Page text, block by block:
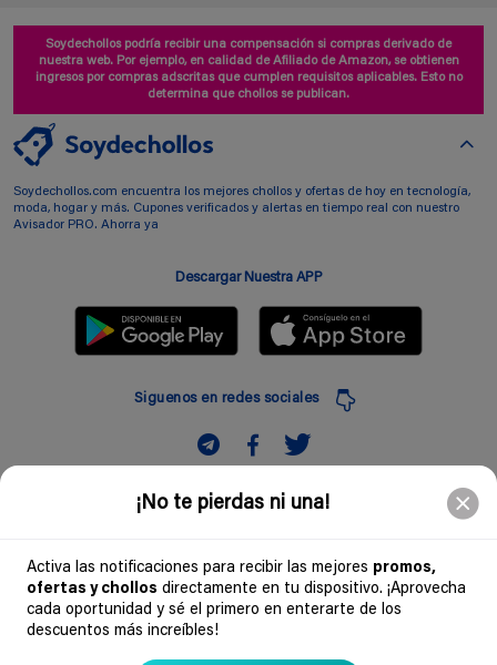
¡No te pierdas ni una!
Activa las notificaciones para recibir las mejores promos,
ofertas y chollos directamente en tu dispositivo. ¡Aprovecha
cada oportunidad y sé el primero en enterarte de los
descuentos más increíbles!
Soydechollos podría recibir una compensación si compras derivado de
nuestra web. Por ejemplo, en calidad de Afiliado de Amazon, se obtienen
ingresos por compras adscritas que cumplen requisitos aplicables. Esto no
determina que chollos se publican.
Soydechollos.com encuentra los mejores chollos y ofertas de hoy en tecnología,
moda, hogar y más. Cupones verificados y alertas en tiempo real con nuestro
Avisador PRO. Ahorra ya
Descargar Nuestra APP
Siguenos en redes sociales
Suscribir